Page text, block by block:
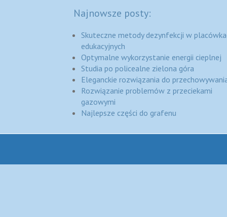
Najnowsze posty:
Skuteczne metody dezynfekcji w
edukacyjnych
Optymalne wykorzystanie energii cieplnej
Studia po policealne zielona góra
Eleganckie rozwiązania do
Rozwiązanie problemów z przeciekami
gazowymi
Najlepsze części do grafenu